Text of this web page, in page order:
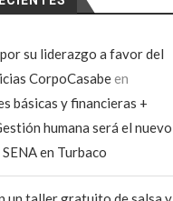
su liderazgo a favor del
CorpoCasabeen
básicas y financieras +
humana será el nuevo
en Turbaco